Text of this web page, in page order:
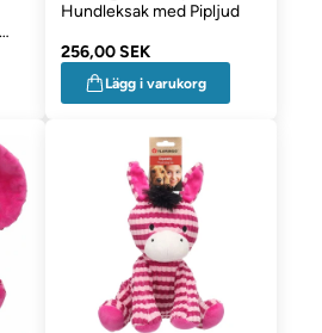
Hundleksak med Pipljud
256,00 SEK
Lägg i varukorg